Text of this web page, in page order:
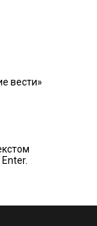
вести»